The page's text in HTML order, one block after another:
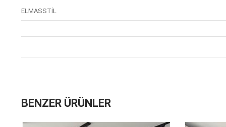
ELMASSTİL
BENZER ÜRÜNLER